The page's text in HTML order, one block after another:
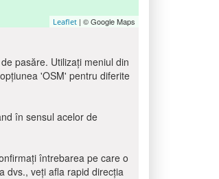
Leaflet | © Google Maps
pasăre. Utilizați meniul din
'OSM' pentru diferite
în sensul acelor de
întrebarea pe care o
dvs., veți afla rapid direcția